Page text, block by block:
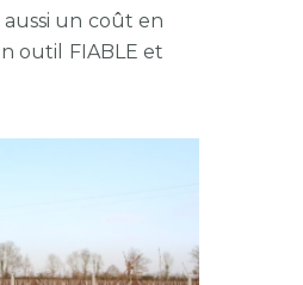
un coût en
outil FIABLE et